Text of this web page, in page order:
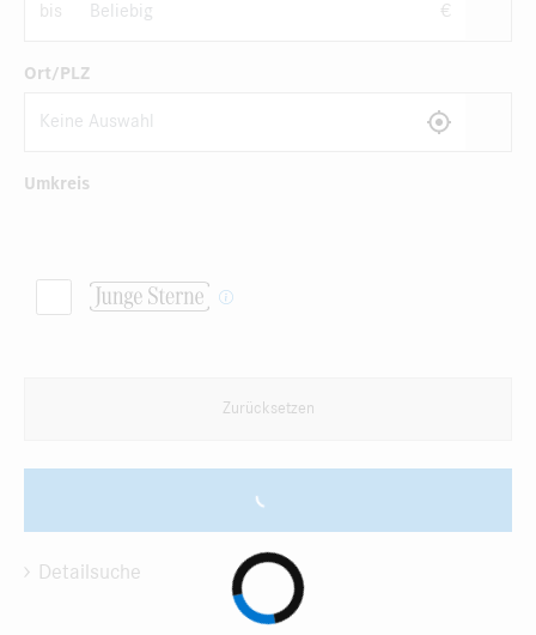
bis €
Ort/PLZ
Umkreis
Detailsuche
Zurücksetzen